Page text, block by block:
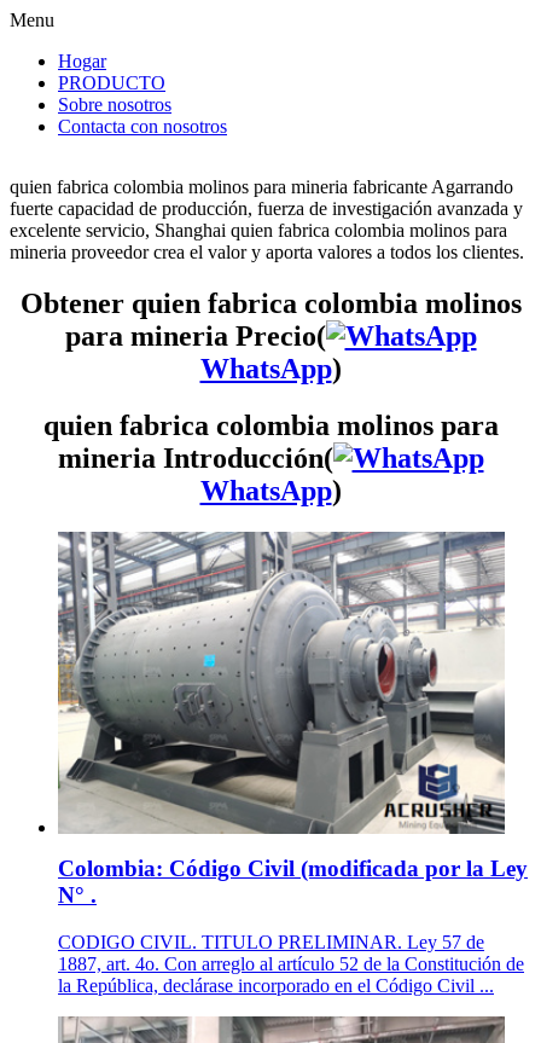
Menu
Hogar
PRODUCTO
Sobre nosotros
Contacta con nosotros
quien fabrica colombia molinos para mineria fabricante Agarrando
fuerte capacidad de producción, fuerza de investigación avanzada y
excelente servicio, Shanghai quien fabrica colombia molinos para
mineria proveedor crea el valor y aporta valores a todos los clientes.
Obtener quien fabrica colombia molinos
para mineria Precio(
WhatsApp)
quien fabrica colombia molinos para
mineria Introducción(
WhatsApp)
Colombia: Código Civil (modificada por la Ley
N° .
CODIGO CIVIL. TITULO PRELIMINAR. Ley 57 de
1887, art. 4o. Con arreglo al artículo 52 de la Constitución de
la República, declárase incorporado en el Código Civil ...